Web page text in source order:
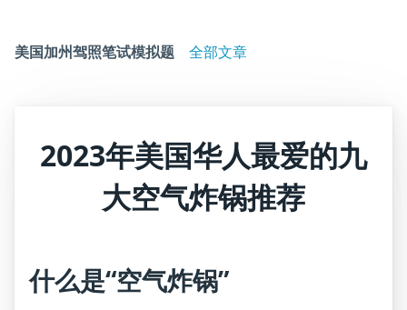
美国加州驾照笔试模拟题 全部文章
2023年美国华人最爱的九
大空气炸锅推荐
什么是“空气炸锅”